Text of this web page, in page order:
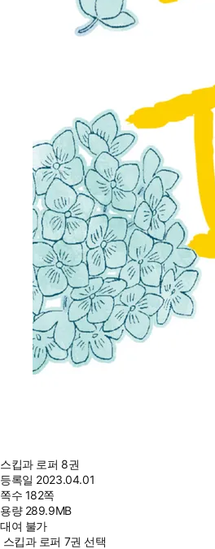
스킵과 로퍼 8권
등록일 2023.04.01
쪽수 182쪽
용량 289.9MB
대여 불가
스킵과 로퍼 7권 선택